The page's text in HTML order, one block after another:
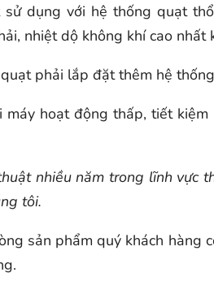
dụng với hệ thống quạt
nhiệt dộ không khí cao nhất
phải lắp đặt thêm hệ
hoạt động thấp, tiết kiệm
nhiều năm trong lĩnh
tôi.
sản phẩm quý khách